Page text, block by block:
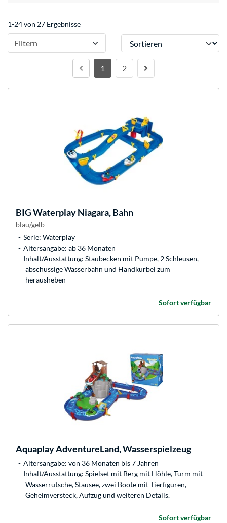
1-24 von 27 Ergebnisse
Filtern Sortieren
1 2
BIGWaterplay Niagara, Bahn
blau/gelb
Serie: Waterplay
Altersangabe: ab 36 Monaten
Inhalt/Ausstattung: Staubecken mit Pumpe, 2 Schleusen,
abschüssige Wasserbahn und Handkurbel zum
herausheben
Sofort verfügbar
AquaplayAdventureLand, Wasserspielzeug
Altersangabe: von 36 Monaten bis 7 Jahren
Inhalt/Ausstattung: Spielset mit Berg mit Höhle, Turm mit
Wasserrutsche, Stausee, zwei Boote mit Tierfiguren,
Geheimversteck, Aufzug und weiteren Details.
Sofort verfügbar